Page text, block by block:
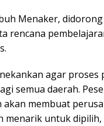
Menaker,
rencana
agar
semua daerah.
membuat
menarik untuk